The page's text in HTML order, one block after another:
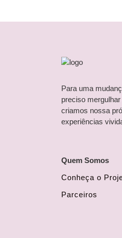
Para uma
preciso
criamos nossa
experiências
Quem Somos
Conheça o
Parceiros